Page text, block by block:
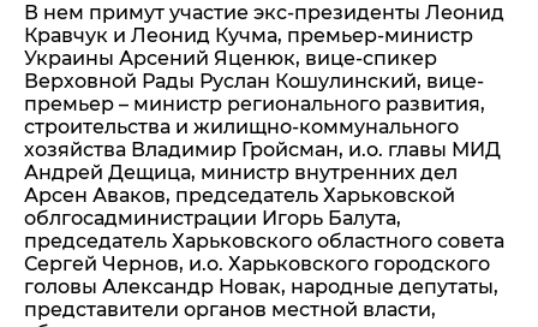
В нем примут участие экс-президенты Леонид
Кравчук и Леонид Кучма, премьер-министр
Украины Арсений Яценюк, вице-спикер
Верховной Рады Руслан Кошулинский, вице-
премьер – министр регионального развития,
строительства и жилищно-коммунального
хозяйства Владимир Гройсман, и.о. главы МИД
Андрей Дещица, министр внутренних дел
Арсен Аваков, председатель Харьковской
облгосадминистрации Игорь Балута,
председатель Харьковского областного совета
Сергей Чернов, и.о. Харьковского городского
головы Александр Новак, народные депутаты,
представители органов местной власти,